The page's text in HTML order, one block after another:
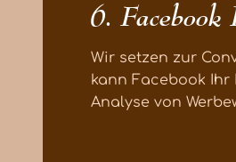
6. Facebook
Wir setzen zur
kann Facebook
Analyse von